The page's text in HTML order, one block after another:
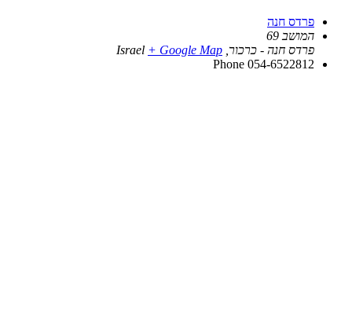
פרדס חנה
המושב 69
פרדס חנה - כרכור
Israel + Google Map
Phone 054-6522812